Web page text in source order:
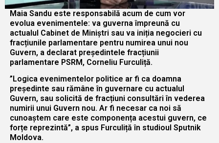
Maia Sandu este responsabilă acum de cum vor
evolua evenimentele: va guverna împreună cu
actualul Cabinet de Miniștri sau va iniția negocieri cu
fracțiunile parlamentare pentru numirea unui nou
Guvern, a declarat președintele fracțiunii
parlamentare PSRM, Corneliu Furculiță.
”Logica evenimentelor politice ar fi ca doamna
președinte sau rămâne în guvernare cu actualul
Guvern, sau solicită de fracțiuni consultări în vederea
numirii unui Guvern nou. Ar fi necesar ca noi să
cunoaștem care este componența acestui guvern, ce
forțe reprezintă”, a spus Furculiță în studioul Sputnik
Moldova.